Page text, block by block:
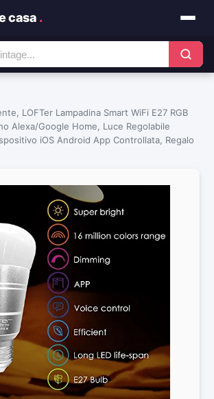
casa .
LOFTer Lampadina Smart WiFi E27 RGB
Alexa/Google Home, Luce Regolabile
iOS Android App Controllata, Regalo